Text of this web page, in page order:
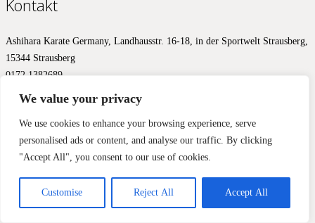
We value your privacy
We use cookies to enhance your browsing experience, serve
personalised ads or content, and analyse our traffic. By clicking
"Accept All", you consent to our use of cookies.
Customise Reject All Accept All
Kontakt
Ashihara Karate Germany, Landhausstr. 16-18, in der Sportwelt Strausberg,
15344 Strausberg
0172 1382689
© 2017 – 2026 Ashihara.de – Impressum & Datenschutz
Diese Website benutzt Cookies, Google Analytics und Facebook
Pixels, um Ihnen ein optimales Ergebnis zu liefern. Wir aktivieren
diese Werkzeuge erst mit Ihrer Zustimmung. Einverstanden
Nein, nicht einverstanden
Mehr Informationen